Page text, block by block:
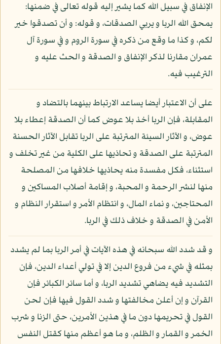
الإنفاق في سبيل الله كما يشير إليه قوله تعالى في ضمنها:
يمحق الله الربا و يربي الصدقات، و قوله: و أن تصدقوا خير
لكم، و كذا ما وقع من ذكره في سورة الروم و في سورة آل
عمران مقارنا لذكر الإنفاق و الصدقة و الحث عليه و
الترغيب فيه.
على أن الاعتبار أيضا يساعد الارتباط بينهما بالتضاد و
المقابلة، فإن الربا أخذ بلا عوض كما أن الصدقة إعطاء بلا
عوض، و الآثار السيئة المترتبة على الربا تقابل الآثار الحسنة
المترتبة على الصدقة و تحاذيها على الكلية من غير تخلف و
استثناء، فكل مفسدة منه يحاذيها خلافها من المصلحة
منها لنشر الرحمة و المحبة، و إقامة أصلاب المساكين و
المحتاجين، و نماء المال، و انتظام الأمر و استقرار النظام و
الأمن في الصدقة و خلاف ذلك في الربا.
و قد شدد الله سبحانه في هذه الآيات في أمر الربا بما لم يشدد
بمثله في شيء من فروع الدين إلا في تولي أعداء الدين، فإن
التشديد فيه يضاهي تشديد الربا، و أما سائر الكبائر فإن
القرآن و إن أعلن مخالفتها و شدد القول فيها فإن لحن
القول في تحريمها دون ما في هذين الأمرين، حتى الزنا و شرب
الخمر و القمار و الظلم، و ما هو أعظم منها كقتل النفس